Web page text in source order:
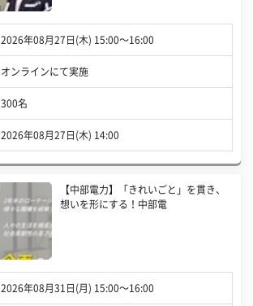
2026年08月27日(木) 15:00〜16:00
オンラインにて実施
300名
2026年08月27日(木) 14:00
【中部電力】「きれいごと」を貫き、
想いを形にする！中部電
2026年08月31日(月) 15:00〜16:00